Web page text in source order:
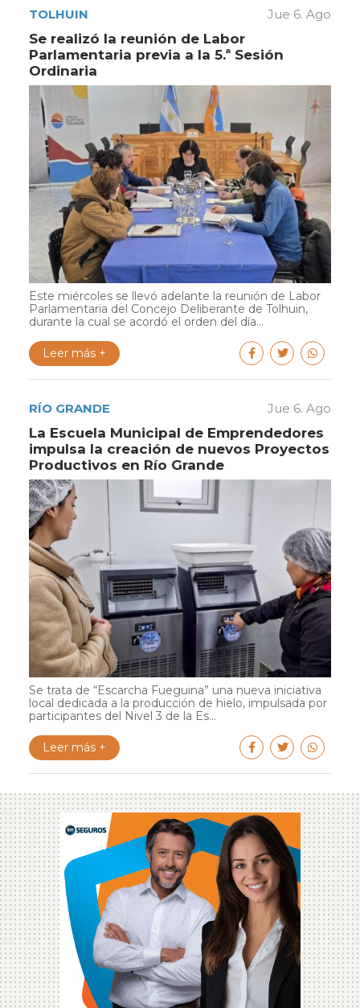
TOLHUIN Jue 6. Ago
Se realizó la reunión de Labor
Parlamentaria previa a la 5.ª Sesión
Ordinaria
Este miércoles se llevó adelante la reunión de Labor
Parlamentaria del Concejo Deliberante de Tolhuin,
durante la cual se acordó el orden del día...
Leer más +
RÍO GRANDE Jue 6. Ago
La Escuela Municipal de Emprendedores
impulsa la creación de nuevos Proyectos
Productivos en Río Grande
Se trata de “Escarcha Fueguina” una nueva iniciativa
local dedicada a la producción de hielo, impulsada por
participantes del Nivel 3 de la Es...
Leer más +